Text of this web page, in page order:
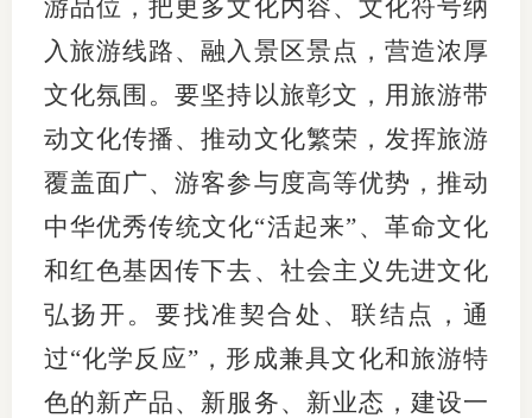
游品位，把更多文化内容、文化符号纳
入旅游线路、融入景区景点，营造浓厚
文化氛围。要坚持以旅彰文，用旅游带
动文化传播、推动文化繁荣，发挥旅游
覆盖面广、游客参与度高等优势，推动
中华优秀传统文化“活起来”、革命文化
和红色基因传下去、社会主义先进文化
弘扬开。要找准契合处、联结点，通
过“化学反应”，形成兼具文化和旅游特
色的新产品、新服务、新业态，建设一